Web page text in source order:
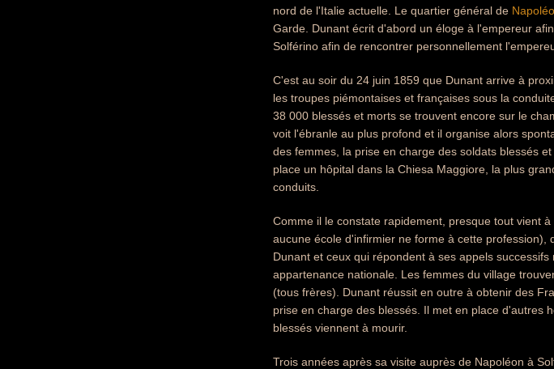
nord de l'Italie actuelle. Le quartier général de
Garde. Dunant écrit d'abord un éloge à l'empereur
Solférino afin de rencontrer personnellement
C'est au soir du 24 juin 1859 que Dunant arrive à
les troupes piémontaises et françaises sous la
38 000 blessés et morts se trouvent encore sur le
voit l'ébranle au plus profond et il organise alors
des femmes, la prise en charge des soldats blessés
place un hôpital dans la Chiesa Maggiore, la plus
conduits.
Comme il le constate rapidement, presque tout vient
aucune école d'infirmier ne forme à cette profession),
Dunant et ceux qui répondent à ses appels
appartenance nationale. Les femmes du village
(tous frères). Dunant réussit en outre à obtenir des
prise en charge des blessés. Il met en place d'autres
blessés viennent à mourir.
Trois années après sa visite auprès de Napoléon à